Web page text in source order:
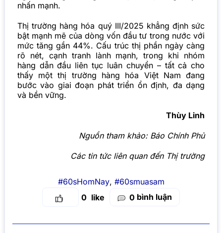
nhấn mạnh.
Thị trường hàng hóa quý III/2025 khẳng định sức
bật mạnh mẽ của dòng vốn đầu tư trong nước với
mức tăng gần 44%. Cấu trúc thị phần ngày càng
rõ nét, cạnh tranh lành mạnh, trong khi nhóm
hàng dẫn đầu liên tục luân chuyển – tất cả cho
thấy một thị trường hàng hóa Việt Nam đang
bước vào giai đoạn phát triển ổn định, đa dạng
và bền vững.
Thùy Linh
Nguồn tham khảo: Báo Chính Phủ
Các tin tức liên quan đến Thị trường
#60sHomNay, #60smuasam
0
0 bình luận